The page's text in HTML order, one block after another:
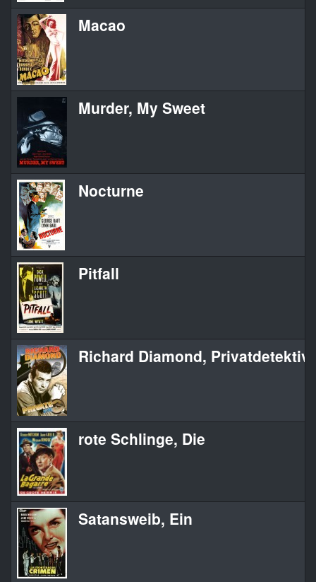
Macao
Murder, My Sweet
Nocturne
Pitfall
Richard Diamond, Privatdetektiv
rote Schlinge, Die
Satansweib, Ein